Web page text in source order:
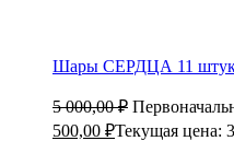
Шары СЕРДЦА 11
5 000,00₽
500,00 ₽Текущая цена: